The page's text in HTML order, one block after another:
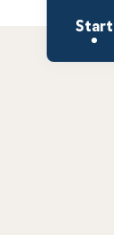
Start